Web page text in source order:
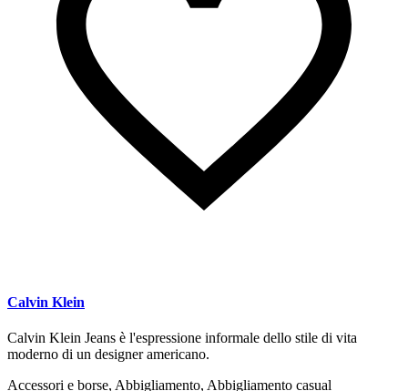
Calvin Klein
Calvin Klein Jeans è l'espressione informale dello stile di vita
moderno di un designer americano.
Accessori e borse, Abbigliamento, Abbigliamento casual